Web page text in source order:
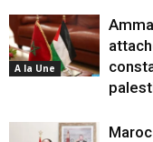
A la Une